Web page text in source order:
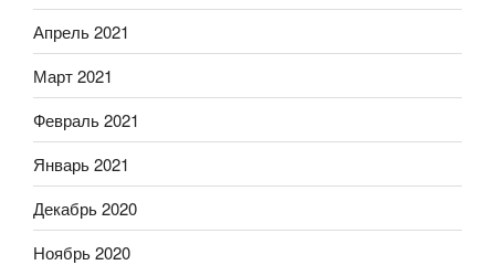
Апрель 2021
Март 2021
Февраль 2021
Январь 2021
Декабрь 2020
Ноябрь 2020